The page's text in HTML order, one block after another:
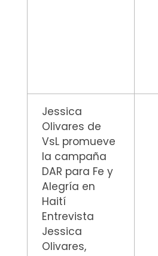
Jessica
Olivares de
VsL promueve
la campaña
DAR para Fe y
Alegría en
Haití
Entrevista
Jessica
Olivares,